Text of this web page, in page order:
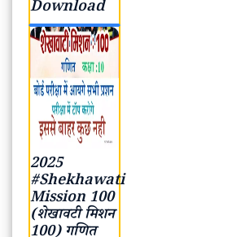
2025
#Shekhawati
Mission 100
(शेखावटी मिशन
100) गणित
Class 10 PDF
Download